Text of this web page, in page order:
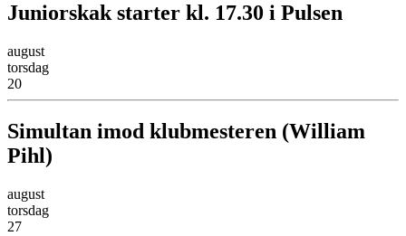
Juniorskak starter kl. 17.30 i Pulsen
august
torsdag
20
Simultan imod klubmesteren (William
Pihl)
august
torsdag
27